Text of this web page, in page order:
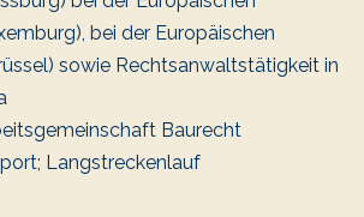
bei der Europäischen
sowie Rechtsanwaltstätigkeit in
Baurecht
Langstreckenlauf